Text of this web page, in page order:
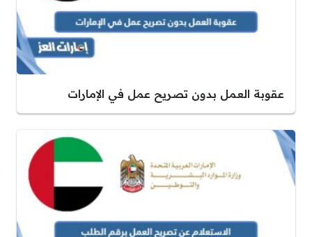
عقوبة العمل بدون تصريح عمل في الإمارات